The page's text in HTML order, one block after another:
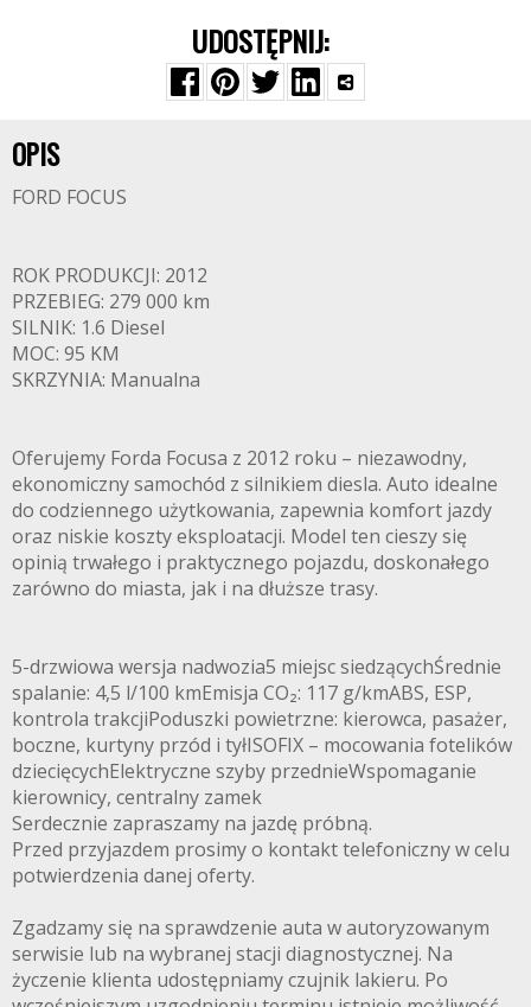
UDOSTĘPNIJ:
OPIS
FORD FOCUS
ROK PRODUKCJI: 2012
PRZEBIEG: 279 000 km
SILNIK: 1.6 Diesel
MOC: 95 KM
SKRZYNIA: Manualna
Oferujemy Forda Focusa z 2012 roku – niezawodny,
ekonomiczny samochód z silnikiem diesla. Auto idealne
do codziennego użytkowania, zapewnia komfort jazdy
oraz niskie koszty eksploatacji. Model ten cieszy się
opinią trwałego i praktycznego pojazdu, doskonałego
zarówno do miasta, jak i na dłuższe trasy.
5-drzwiowa wersja nadwozia5 miejsc siedzącychŚrednie
spalanie: 4,5 l/100 kmEmisja CO₂: 117 g/kmABS, ESP,
kontrola trakcjiPoduszki powietrzne: kierowca, pasażer,
boczne, kurtyny przód i tyłISOFIX – mocowania fotelików
dziecięcychElektryczne szyby przednieWspomaganie
kierownicy, centralny zamek
Serdecznie zapraszamy na jazdę próbną.
Przed przyjazdem prosimy o kontakt telefoniczny w celu
potwierdzenia danej oferty.
Zgadzamy się na sprawdzenie auta w autoryzowanym
serwisie lub na wybranej stacji diagnostycznej. Na
życzenie klienta udostępniamy czujnik lakieru. Po